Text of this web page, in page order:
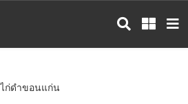
ก่ดำขอนแก่น